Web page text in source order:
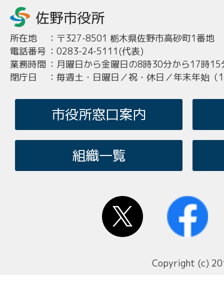
所在地 ： 〒327-8501 栃木県佐野市高砂町1番地
電話番号 ： 0283-24-5111(代表)
業務時間 ： 月曜日から金曜日の8時30分から17時15
閉庁日
： 毎週土・日曜日／祝・休日／年末年始
市役所窓口案内
組織一覧
Copyright (c)